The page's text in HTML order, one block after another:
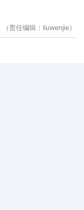
（责任编辑：liuwenjie）